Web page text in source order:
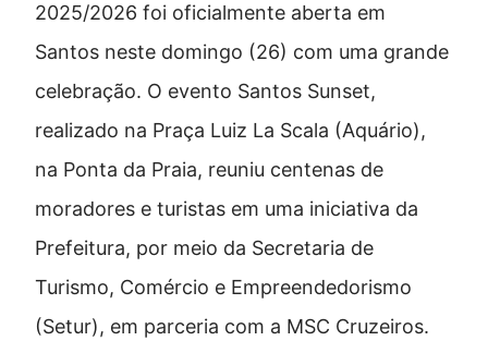
2025/2026 foi oficialmente aberta em
Santos neste domingo (26) com uma grande
celebração. O evento Santos Sunset,
realizado na Praça Luiz La Scala (Aquário),
na Ponta da Praia, reuniu centenas de
moradores e turistas em uma iniciativa da
Prefeitura, por meio da Secretaria de
Turismo, Comércio e Empreendedorismo
(Setur), em parceria com a MSC Cruzeiros.